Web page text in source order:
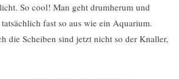
So cool! Man geht drumherum und
fast so aus wie ein Aquarium.
die Scheiben sind jetzt nicht so der Knaller,